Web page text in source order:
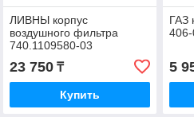
ЛИВНЫ корпус
воздушного фильтра
740.1109580-03
23 750₸
Купить
ГАЗ
5